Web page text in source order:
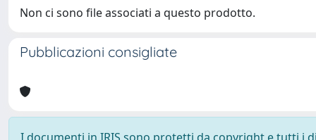
Non ci sono file associati a questo prodotto.
Pubblicazioni consigliate